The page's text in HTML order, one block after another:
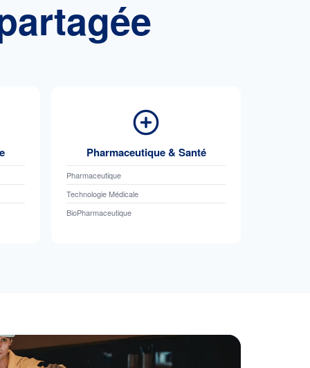
Pharmaceutique & Santé
Pharmaceutique
Technologie Médicale
BioPharmaceutique